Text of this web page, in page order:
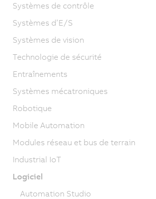
Systèmes de contrôle
Systèmes d’E/S
Systèmes de vision
Technologie de sécurité
Entraînements
Systèmes mécatroniques
Robotique
Mobile Automation
Modules réseau et bus de terrain
Industrial IoT
Logiciel
Automation Studio